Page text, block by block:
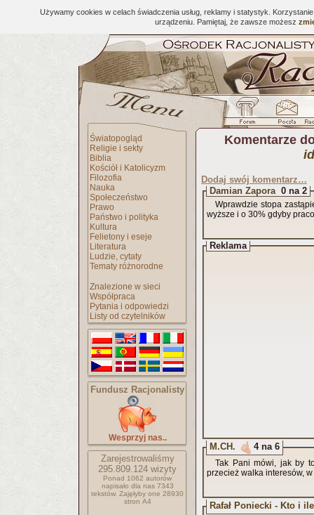
Używamy cookies w celach świadczenia usług, reklamy i statystyk.
urządzeniu. Pamiętaj, że zawsze możesz
Światopogląd
Religie i sekty
Biblia
Kościół i Katolicyzm
Filozofia
Nauka
Społeczeństwo
Prawo
Państwo i polityka
Kultura
Felietony i eseje
Literatura
Ludzie, cytaty
Tematy różnorodne
Znalezione w sieci
Współpraca
Pytania i odpowiedzi
Listy od czytelników
Fundusz Racjonalisty
Wesprzyj nas..
Zarejestrowaliśmy
295.809.124 wizyty
Ponad 1062 autorów
napisało dla nas 7343
tekstów. Zajęłyby one 28930
stron A4
Komentarze
Dodaj swój komentarz…
Damian Zapora 0 na 2
Wprawdzie stopa
wyższe i o 30% gdyby
Reklama
M.CH. 4 na 6
Tak Pani mówi, jak by
przecież walka interesów,
Rafał Poniecki - Kto i